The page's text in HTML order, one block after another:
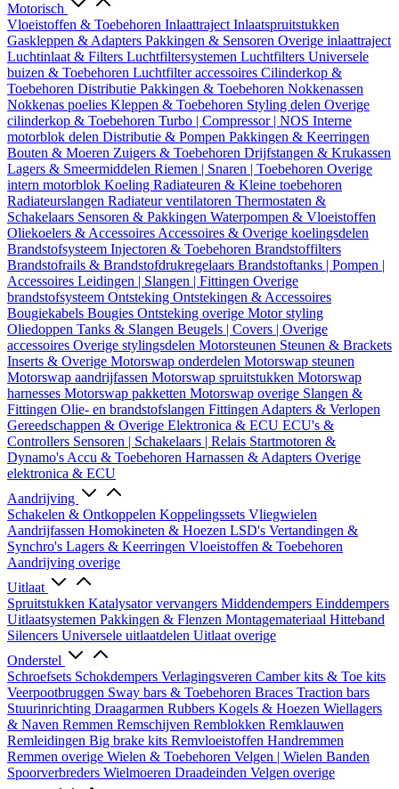
Motorisch
Vloeistoffen & Toebehoren Inlaattraject Inlaatspruitstukken
Gaskleppen & Adapters Pakkingen & Sensoren Overige inlaattraject
Luchtinlaat & Filters Luchtfiltersystemen Luchtfilters Universele
buizen & Toebehoren Luchtfilter accessoires Cilinderkop &
Toebehoren Distributie Pakkingen & Toebehoren Nokkenassen
Nokkenas poelies Kleppen & Toebehoren Styling delen Overige
cilinderkop & Toebehoren Turbo | Compressor | NOS Interne
motorblok delen Distributie & Pompen Pakkingen & Keerringen
Bouten & Moeren Zuigers & Toebehoren Drijfstangen & Krukassen
Lagers & Smeermiddelen Riemen | Snaren | Toebehoren Overige
intern motorblok Koeling Radiateuren & Kleine toebehoren
Radiateurslangen Radiateur ventilatoren Thermostaten &
Schakelaars Sensoren & Pakkingen Waterpompen & Vloeistoffen
Oliekoelers & Accessoires Accessoires & Overige koelingsdelen
Brandstofsysteem Injectoren & Toebehoren Brandstoffilters
Brandstofrails & Brandstofdrukregelaars Brandstoftanks | Pompen |
Accessoires Leidingen | Slangen | Fittingen Overige
brandstofsysteem Ontsteking Ontstekingen & Accessoires
Bougiekabels Bougies Ontsteking overige Motor styling
Oliedoppen Tanks & Slangen Beugels | Covers | Overige
accessoires Overige stylingsdelen Motorsteunen Steunen & Brackets
Inserts & Overige Motorswap onderdelen Motorswap steunen
Motorswap aandrijfassen Motorswap spruitstukken Motorswap
harnesses Motorswap pakketten Motorswap overige Slangen &
Fittingen Olie- en brandstofslangen Fittingen Adapters & Verlopen
Gereedschappen & Overige Elektronica & ECU ECU's &
Controllers Sensoren | Schakelaars | Relais Startmotoren &
Dynamo's Accu & Toebehoren Harnassen & Adapters Overige
elektronica & ECU
Aandrijving
Schakelen & Ontkoppelen Koppelingssets Vliegwielen
Aandrijfassen Homokineten & Hoezen LSD's Vertandingen &
Synchro's Lagers & Keerringen Vloeistoffen & Toebehoren
Aandrijving overige
Uitlaat
Spruitstukken Katalysator vervangers Middendempers Einddempers
Uitlaatsystemen Pakkingen & Flenzen Montagemateriaal Hitteband
Silencers Universele uitlaatdelen Uitlaat overige
Onderstel
Schroefsets Schokdempers Verlagingsveren Camber kits & Toe kits
Veerpootbruggen Sway bars & Toebehoren Braces Traction bars
Stuurinrichting Draagarmen Rubbers Kogels & Hoezen Wiellagers
& Naven Remmen Remschijven Remblokken Remklauwen
Remleidingen Big brake kits Remvloeistoffen Handremmen
Remmen overige Wielen & Toebehoren Velgen | Wielen Banden
Spoorverbreders Wielmoeren Draadeinden Velgen overige